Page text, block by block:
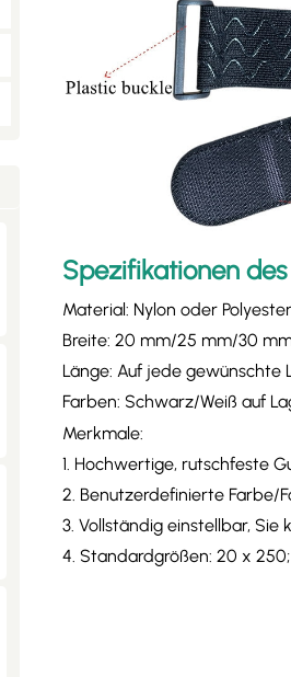
Spezifikationen
Material: Nylon oder
Breite: 20 mm/25 mm/30
Länge: Auf jede gewünschte
Farben: Schwarz/Weiß auf
Merkmale:
1. Hochwertige, rutschfeste
2. Benutzerdefinierte Farbe/
3. Vollständig einstellbar,
4. Standardgrößen: 20 x